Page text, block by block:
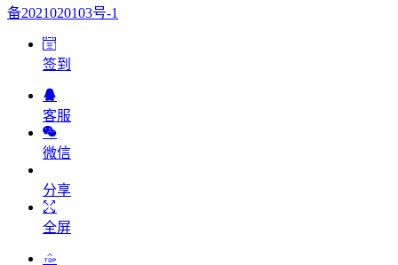
备2021020103号-1
签到
客服
微信
分享
全屏